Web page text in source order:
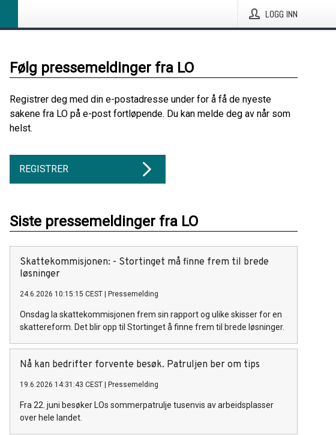
LOGG INN
Følg pressemeldinger fra LO
Registrer deg med din e-postadresse under for å få de nyeste
sakene fra LO på e-post fortløpende. Du kan melde deg av når som
helst.
REGISTRER
Siste pressemeldinger fra LO
Skattekommisjonen: - Stortinget må finne frem til brede
løsninger
24.6.2026 10:15:15 CEST Pressemelding
Onsdag la skattekommisjonen frem sin rapport og ulike skisser for en
skattereform. Det blir opp til Stortinget å finne frem til brede løsninger.
Nå kan bedrifter forvente besøk. Patruljen ber om tips
19.6.2026 14:31:43 CEST Pressemelding
Fra 22. juni besøker LOs sommerpatrulje tusenvis av arbeidsplasser
over hele landet.